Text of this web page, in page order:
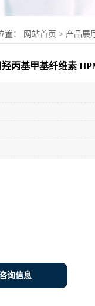
置： 网站首页 > 产品展
丙基甲基纤维素
询信息